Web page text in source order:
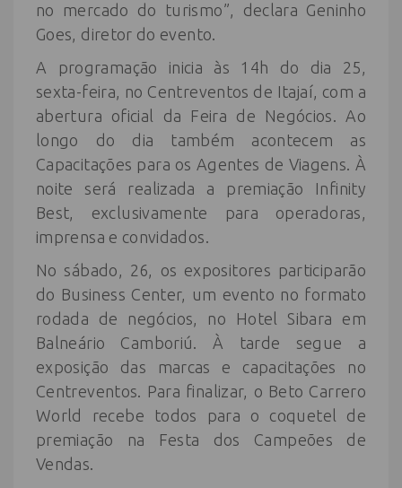
no mercado do turismo”, declara Geninho
Goes, diretor do evento.
A programação inicia às 14h do dia 25,
sexta-feira, no Centreventos de Itajaí, com a
abertura oficial da Feira de Negócios. Ao
longo do dia também acontecem as
Capacitações para os Agentes de Viagens. À
noite será realizada a premiação Infinity
Best, exclusivamente para operadoras,
imprensa e convidados.
No sábado, 26, os expositores participarão
do Business Center, um evento no formato
rodada de negócios, no Hotel Sibara em
Balneário Camboriú. À tarde segue a
exposição das marcas e capacitações no
Centreventos. Para finalizar, o Beto Carrero
World recebe todos para o coquetel de
premiação na Festa dos Campeões de
Vendas.